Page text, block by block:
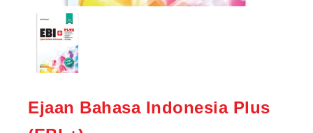
Ejaan Bahasa Indonesia Plus